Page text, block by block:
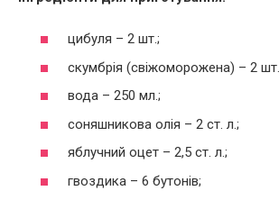
цибуля – 2 шт.;
скумбрія (свіжоморожена) – 2
вода – 250 мл.;
соняшникова олія – 2 ст. л.;
яблучний оцет – 2,5 ст. л.;
гвоздика – 6 бутонів;